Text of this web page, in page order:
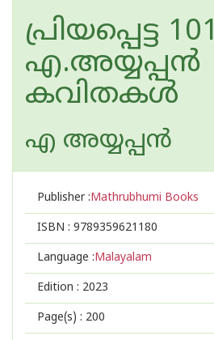
പ്രിയപ്പെട്ട 101
എ.അയ്യപ്പൻ
കവിതകൾ
എ അയ്യപ്പന്‍
Publisher :Mathrubhumi Books
ISBN : 9789359621180
Language :Malayalam
Edition : 2023
Page(s) : 200